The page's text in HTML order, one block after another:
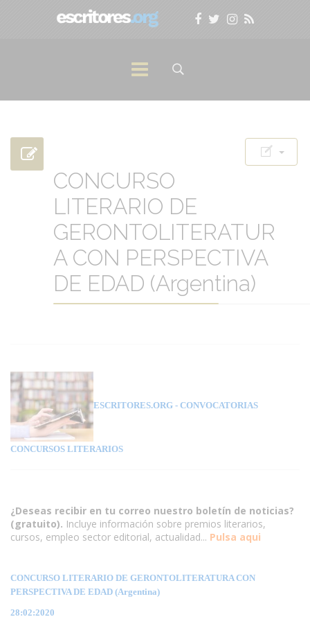
CONCURSO
LITERARIO DE
GERONTOLITERATUR
A CON PERSPECTIVA
DE EDAD (Argentina)
ESCRITORES.ORG - CONVOCATORIAS
CONCURSOS LITERARIOS
¿Deseas recibir en tu correo nuestro boletín de noticias?
(gratuito). Incluye información sobre premios literarios,
cursos, empleo sector editorial, actualidad... Pulsa aqui
CONCURSO LITERARIO DE GERONTOLITERATURA CON
PERSPECTIVA DE EDAD (Argentina)
28:02:2020